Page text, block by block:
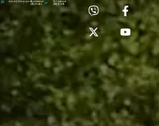
Лабораторія:
(0372) 53-92-00
dpbuvr@dpbuvr.gov.uaПриймальня:
(0372) 51-14-56